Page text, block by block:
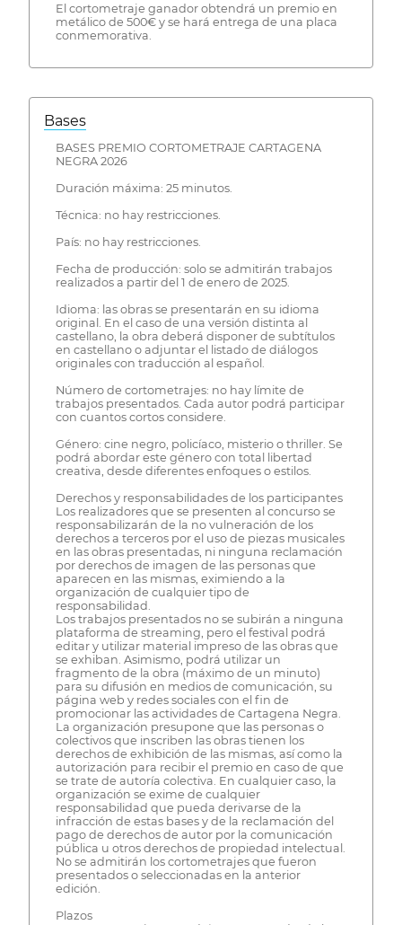
El cortometraje ganador obtendrá un premio en
metálico de 500€ y se hará entrega de una placa
conmemorativa.
Bases
BASES PREMIO CORTOMETRAJE CARTAGENA
NEGRA 2026
Duración máxima: 25 minutos.
Técnica: no hay restricciones.
País: no hay restricciones.
Fecha de producción: solo se admitirán trabajos
realizados a partir del 1 de enero de 2025.
Idioma: las obras se presentarán en su idioma
original. En el caso de una versión distinta al
castellano, la obra deberá disponer de subtítulos
en castellano o adjuntar el listado de diálogos
originales con traducción al español.
Número de cortometrajes: no hay límite de
trabajos presentados. Cada autor podrá participar
con cuantos cortos considere.
Género: cine negro, policíaco, misterio o thriller. Se
podrá abordar este género con total libertad
creativa, desde diferentes enfoques o estilos.
Derechos y responsabilidades de los participantes
Los realizadores que se presenten al concurso se
responsabilizarán de la no vulneración de los
derechos a terceros por el uso de piezas musicales
en las obras presentadas, ni ninguna reclamación
por derechos de imagen de las personas que
aparecen en las mismas, eximiendo a la
organización de cualquier tipo de
responsabilidad.
Los trabajos presentados no se subirán a ninguna
plataforma de streaming, pero el festival podrá
editar y utilizar material impreso de las obras que
se exhiban. Asimismo, podrá utilizar un
fragmento de la obra (máximo de un minuto)
para su difusión en medios de comunicación, su
página web y redes sociales con el fin de
promocionar las actividades de Cartagena Negra.
La organización presupone que las personas o
colectivos que inscriben las obras tienen los
derechos de exhibición de las mismas, así como la
autorización para recibir el premio en caso de que
se trate de autoría colectiva. En cualquier caso, la
organización se exime de cualquier
responsabilidad que pueda derivarse de la
infracción de estas bases y de la reclamación del
pago de derechos de autor por la comunicación
pública u otros derechos de propiedad intelectual.
No se admitirán los cortometrajes que fueron
presentados o seleccionadas en la anterior
edición.
Plazos